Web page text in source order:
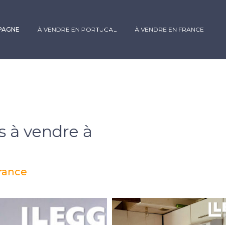
À VENDRE EN PORTUGAL À VENDRE EN FRANCE
à vendre à